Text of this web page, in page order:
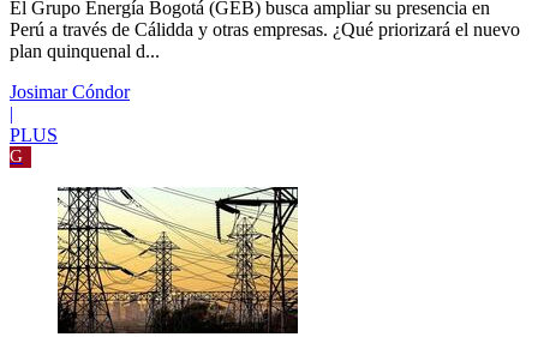
GEB, del gas a la transmisión eléctrica: el
nuevo plan con Cálidda y negocios a la
vista
El Grupo Energía Bogotá (GEB) busca ampliar su presencia en
Perú a través de Cálidda y otras empresas. ¿Qué priorizará el nuevo
Josimar Cóndor